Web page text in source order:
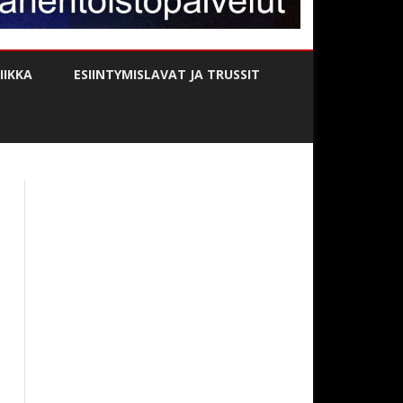
ESIINTYMISLAVAT JA TRUSSIT